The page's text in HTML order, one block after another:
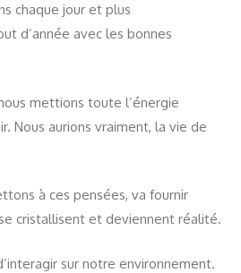
chaque jour et plus
d’année avec les bonnes
mettions toute l’énergie
Nous aurions vraiment, la vie de
à ces pensées, va fournir
cristallisent et deviennent réalité.
sur notre environnement.